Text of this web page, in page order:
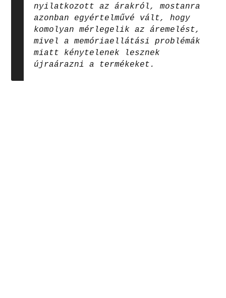
nyilatkozott az árakról, mostanra
azonban egyértelművé vált, hogy
komolyan mérlegelik az áremelést,
mivel a memóriaellátási problémák
miatt kénytelenek lesznek
újraárazni a termékeket.